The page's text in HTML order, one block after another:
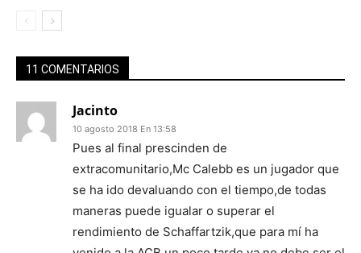
11 COMENTARIOS
Jacinto
10 agosto 2018 En 13:58
Pues al final prescinden de
extracomunitario,Mc Calebb es un jugador que
se ha ido devaluando con el tiempo,de todas
maneras puede igualar o superar el
rendimiento de Schaffartzik,que para mí ha